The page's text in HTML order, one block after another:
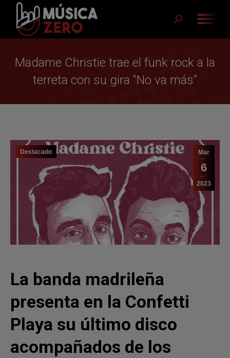
Buscar:
Madame Christie trae el funk rock a la
terreta con su gira “No va más”
Mar
6
2023
Destacado
La banda madrileña
presenta en la Confetti
Playa su último disco
acompañados de los